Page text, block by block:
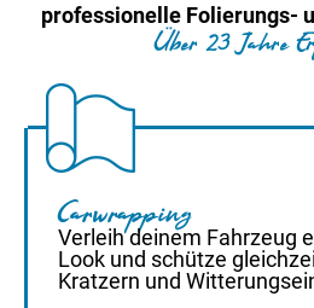
professionelle Folierungs-
Über 23 Jahre
Carwrapping
Verleih deinem Fahrzeug
Look und schütze
Kratzern und